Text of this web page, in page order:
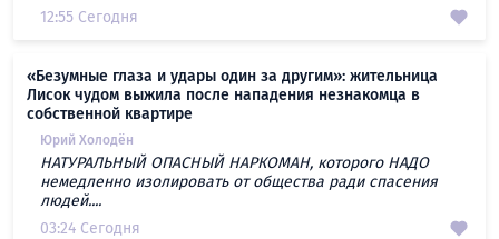
12:55 Сегодня
«Безумные глаза и удары один за другим»: жительница
Лисок чудом выжила после нападения незнакомца в
собственной квартире
Юрий Холодён
НАТУРАЛЬНЫЙ ОПАСНЫЙ НАРКОМАН, которого НАДО
немедленно изолировать от общества ради спасения
людей....
03:24 Сегодня